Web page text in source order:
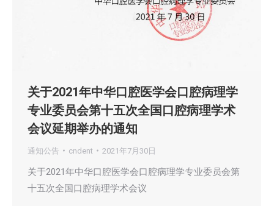
关于2021年中华口腔医学会口腔病理学
专业委员会第十五次全国口腔病理学术
会议延期举办的通知
通知公告 cndent 2021年7月30日
关于2021年中华口腔医学会口腔病理学专业委员会第
十五次全国口腔病理学术会议